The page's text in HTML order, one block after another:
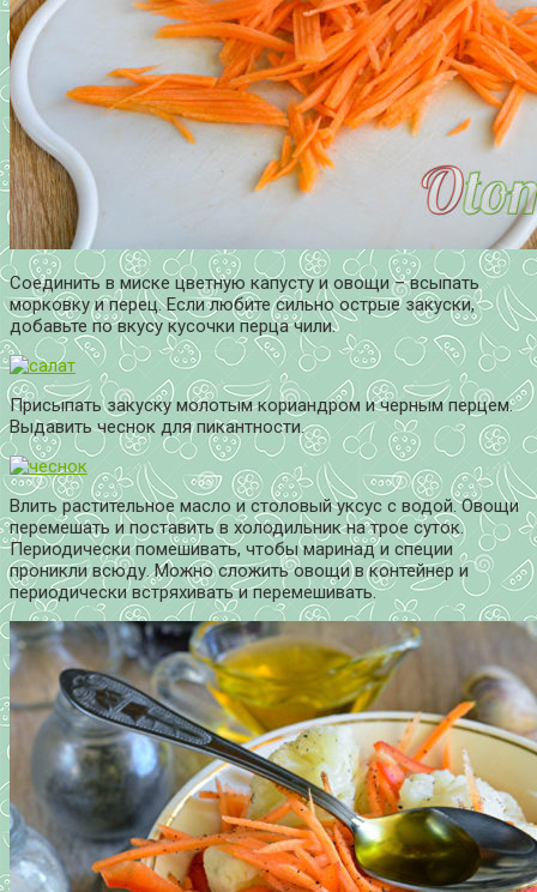
Соединить в миске цветную капусту и овощи – всыпать
морковку и перец. Если любите сильно острые закуски,
добавьте по вкусу кусочки перца чили.
Присыпать закуску молотым кориандром и черным перцем.
Выдавить чеснок для пикантности.
Влить растительное масло и столовый уксус с водой. Овощи
перемешать и поставить в холодильник на трое суток.
Периодически помешивать, чтобы маринад и специи
проникли всюду. Можно сложить овощи в контейнер и
периодически встряхивать и перемешивать.